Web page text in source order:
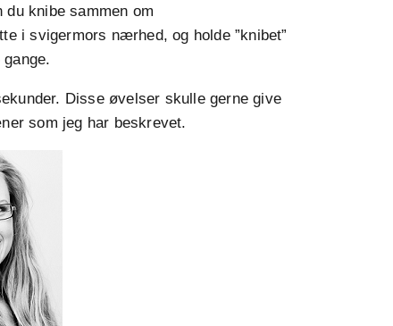
knibe sammen om
i svigermors nærhed, og holde ”knibet”
Disse øvelser skulle gerne give
som jeg har beskrevet.